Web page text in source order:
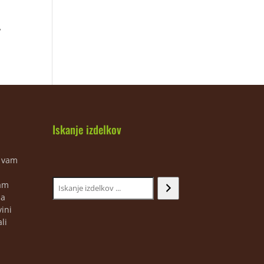
Iskanje izdelkov